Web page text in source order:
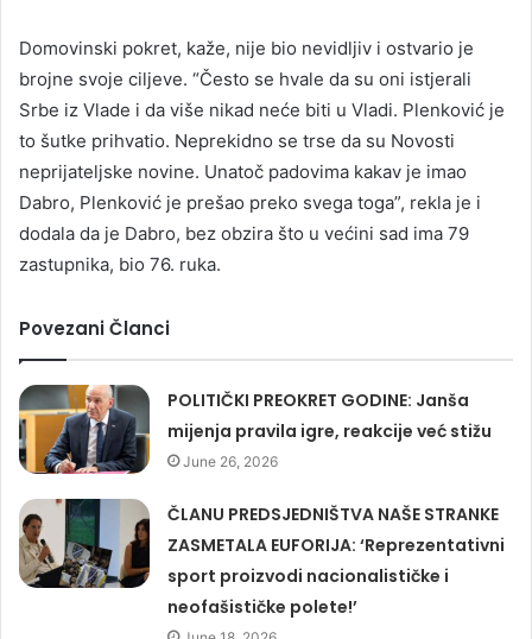
Domovinski pokret, kaže, nije bio nevidljiv i ostvario je
brojne svoje ciljeve. “Često se hvale da su oni istjerali
Srbe iz Vlade i da više nikad neće biti u Vladi. Plenković je
to šutke prihvatio. Neprekidno se trse da su Novosti
neprijateljske novine. Unatoč padovima kakav je imao
Dabro, Plenković je prešao preko svega toga”, rekla je i
dodala da je Dabro, bez obzira što u većini sad ima 79
zastupnika, bio 76. ruka.
Povezani Članci
POLITIČKI PREOKRET GODINE: Janša
mijenja pravila igre, reakcije već stižu
June 26, 2026
ČLANU PREDSJEDNIŠTVA NAŠE STRANKE
ZASMETALA EUFORIJA: ‘Reprezentativni
sport proizvodi nacionalističke i
neofašističke polete!’